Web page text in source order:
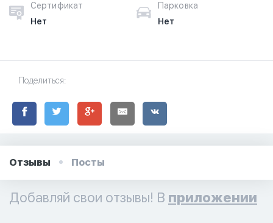
Сертификат
Нет
Парковка
Нет
Поделиться:
Отзывы Посты
Добавляй свои отзывы! В приложении